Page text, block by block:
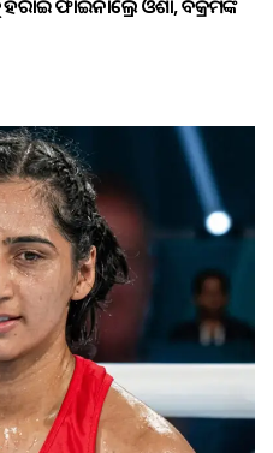
ଫାଇନାଲ୍ରେ ଓଡ଼ିଶା, ବିକ୍ରମଙ୍କ